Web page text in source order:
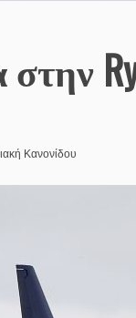
Κανονίδου